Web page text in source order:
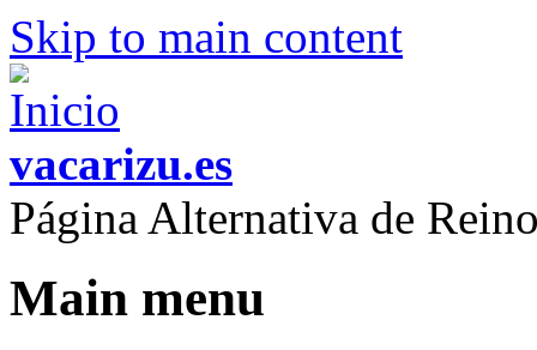
Skip to main content
vacarizu.es
Página Alternativa de
Main menu